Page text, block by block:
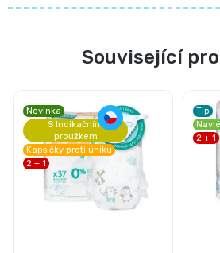
Související
Novinka
S Indikačním
proužkem
Kapsičky proti úniku
2 + 1
Tip
2 + 1